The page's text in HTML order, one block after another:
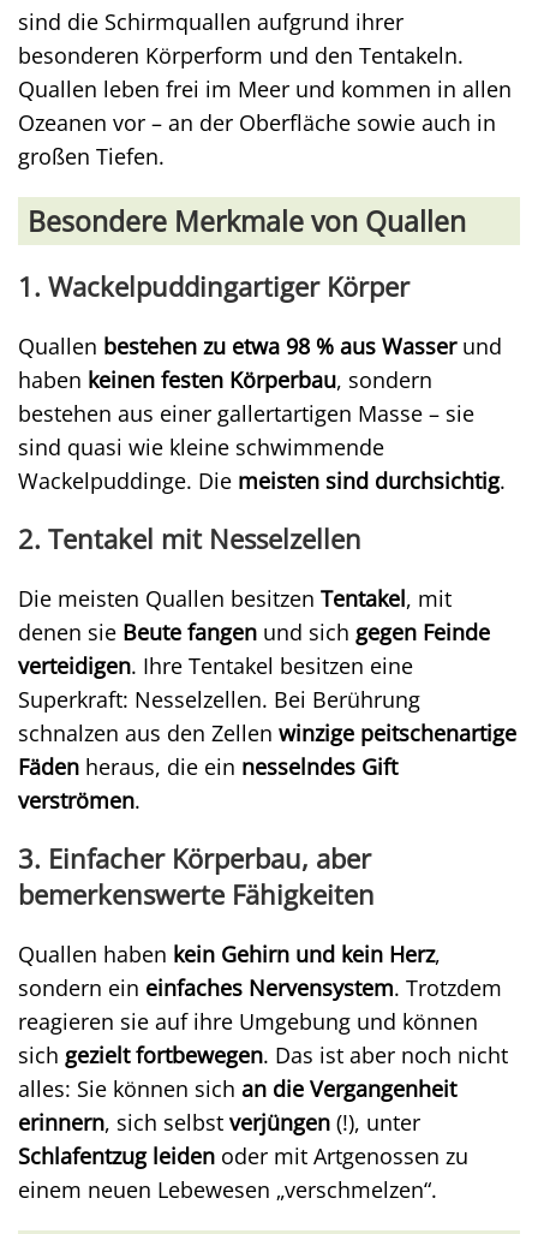
sind die Schirmquallen aufgrund ihrer
besonderen Körperform und den Tentakeln.
Quallen leben frei im Meer und kommen in allen
Ozeanen vor – an der Oberfläche sowie auch in
großen Tiefen.
Besondere Merkmale von Quallen
1. Wackelpuddingartiger Körper
Quallen bestehen zu etwa 98 % aus Wasserund
haben keinen festen Körperbau, sondern
bestehen aus einer gallertartigen Masse – sie
sind quasi wie kleine schwimmende
Wackelpuddinge. Die meisten sind durchsichtig.
2. Tentakel mit Nesselzellen
Die meisten Quallen besitzen Tentakel, mit
denen sie Beute fangen und sich gegen Feinde
verteidigen. Ihre Tentakel besitzen eine
Superkraft: Nesselzellen. Bei Berührung
schnalzen aus den Zellen winzige peitschenartige
Fäden heraus, die ein nesselndes Gift
verströmen.
3. Einfacher Körperbau, aber
bemerkenswerte Fähigkeiten
Quallen haben kein Gehirn und kein Herz,
sondern ein einfaches Nervensystem. Trotzdem
reagieren sie auf ihre Umgebung und können
sich gezielt fortbewegen. Das ist aber noch nicht
alles: Sie können sich an die Vergangenheit
erinnern, sich selbst verjüngen (!), unter
Schlafentzug leiden oder mit Artgenossen zu
einem neuen Lebewesen „verschmelzen“.